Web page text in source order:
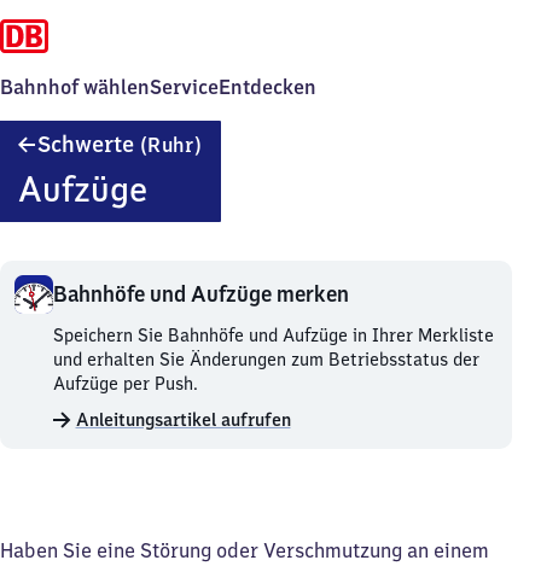
Bahnhof wählenServiceEntdecken
Schwerte (Ruhr)
Aufzüge
Bahnhöfe und Aufzüge merken
Bahnhöfe
und
Aufzüge
merken.
Speichern Sie Bahnhöfe und Aufzüge in Ihrer Merkliste
und erhalten Sie Änderungen zum Betriebsstatus der
Aufzüge per Push.
Anleitungsartikel aufrufen
Haben Sie eine Störung oder Verschmutzung an einem